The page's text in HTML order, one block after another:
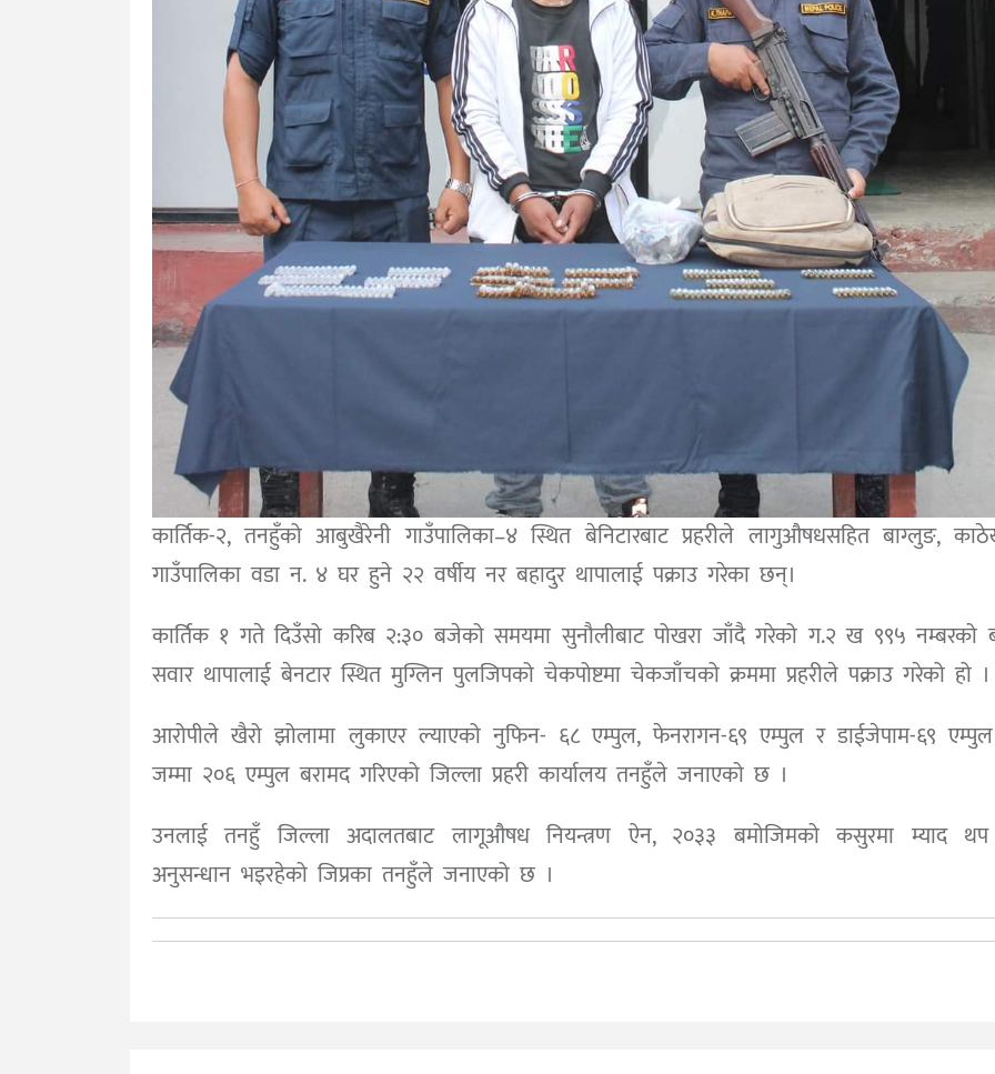
कार्तिक-२, तनहुँको आबुखैरेनी गाउँपालिका–४ स्थित बेनिटारबाट प्रहरीले लागुऔषधसहित बाग्लुङ,
गाउँपालिका वडा न. ४ घर हुने २२ वर्षीय नर बहादुर थापालाई पक्राउ गरेका छन्।
कार्तिक १ गते दिउँसो करिब २:३० बजेको समयमा सुनौलीबाट पोखरा जाँदै गरेको ग.२ ख ९९५ नम्बरको
सवार थापालाई बेनटार स्थित मुग्लिन पुलजिपको चेकपोष्टमा चेकजाँचको क्रममा प्रहरीले पक्राउ गरेको हो ।
आरोपीले खैरो झोलामा लुकाएर ल्याएको नुफिन- ६८ एम्पुल, फेनरागन-६९ एम्पुल र डाईजेपाम-६९
जम्मा २०६ एम्पुल बरामद गरिएको जिल्ला प्रहरी कार्यालय तनहुँले जनाएको छ ।
उनलाई तनहुँ जिल्ला अदालतबाट लागूऔषध नियन्त्रण ऐन, २०३३ बमोजिमको कसुरमा म्याद थप
अनुसन्धान भइरहेको जिप्रका तनहुँले जनाएको छ ।